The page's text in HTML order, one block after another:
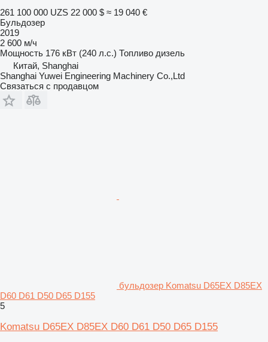
261 100 000 UZS 22 000 $ ≈ 19 040 €
Бульдозер
2019
2 600 м/ч
Мощность 176 кВт (240 л.с.) Топливо дизель
Китай, Shanghai
Shanghai Yuwei Engineering Machinery Co.,Ltd
Связаться с продавцом
бульдозер Komatsu D65EX D85EX
D60 D61 D50 D65 D155
5
Komatsu D65EX D85EX D60 D61 D50 D65 D155